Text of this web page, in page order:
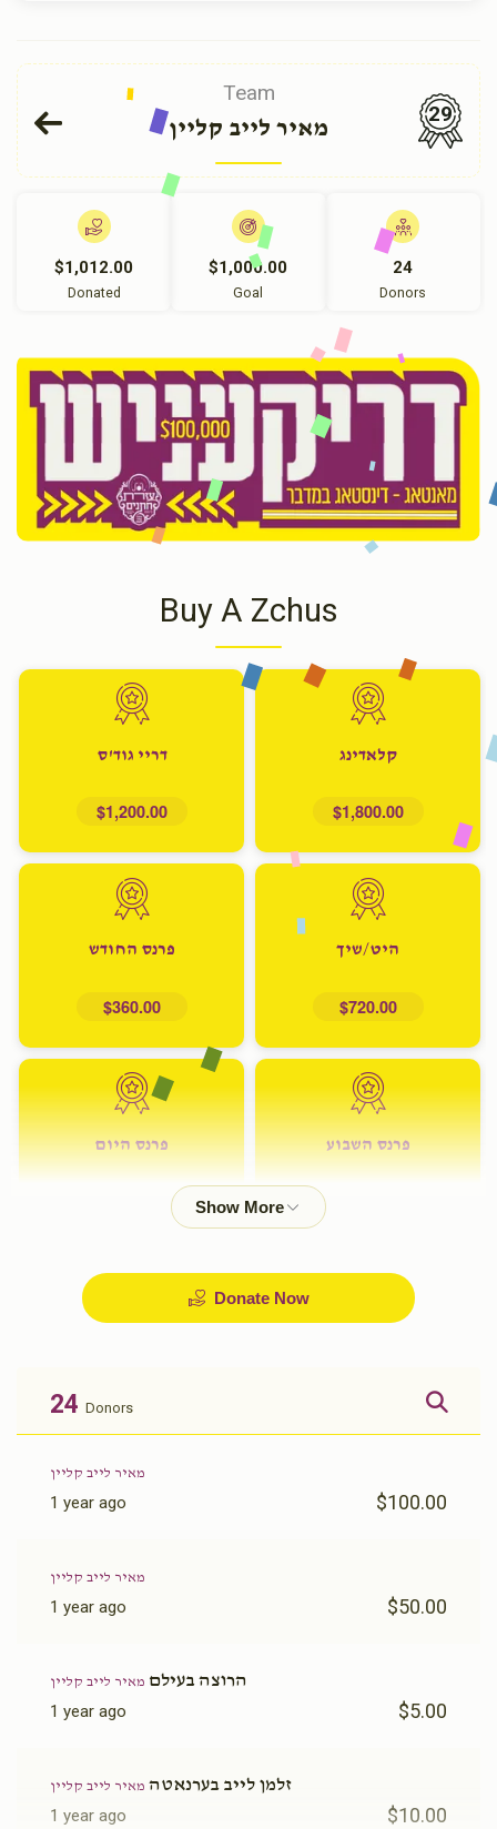
Team
מאיר לייב קליין
29
$1,012.00
Donated
$1,000.00
Goal
24
Donors
Buy A Zchus
קלאדינג
$1,800.00
דריי גוד'ס
$1,200.00
היט/שיך
$720.00
פרנס החודש
$360.00
פרנס השבוע פרנס היום
Donate Now
24 Donors
מאיר לייב קליין
1 year ago $100.00
מאיר לייב קליין
1 year ago $50.00
הרוצה בעילם מאיר לייב קליין
1 year ago $5.00
זלמן לייב בערנאטה מאיר לייב קליין
1 year ago $10.00